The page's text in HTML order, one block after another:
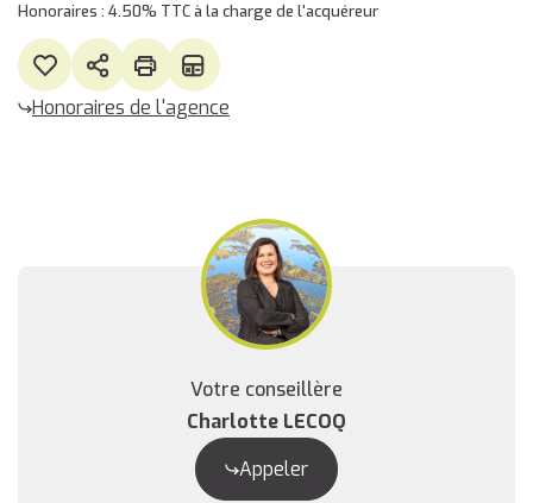
Honoraires : 4.50% TTC à la charge de l'acquéreur
Honoraires de l'agence
Votre conseillère
Charlotte LECOQ
Appeler